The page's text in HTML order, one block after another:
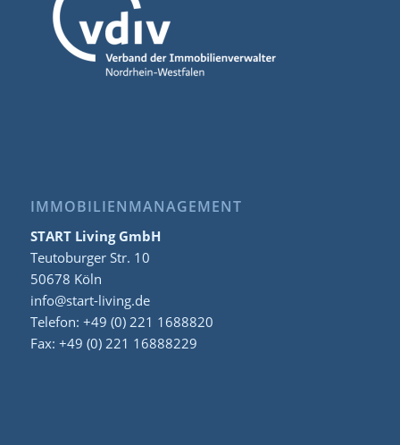
IMMOBILIENMANAGEMENT
START Living GmbH
Teutoburger Str. 10
50678 Köln
info@start-living.de
Telefon: +49 (0) 221 1688820
Fax: +49 (0) 221 16888229